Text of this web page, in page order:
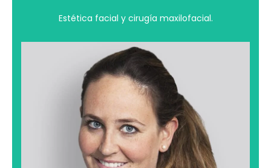
Estética facial y cirugía maxilofacial.
Ana Oteo Pérez